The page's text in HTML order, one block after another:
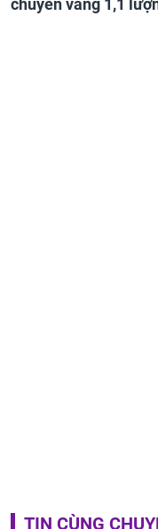
TIN CÙNG